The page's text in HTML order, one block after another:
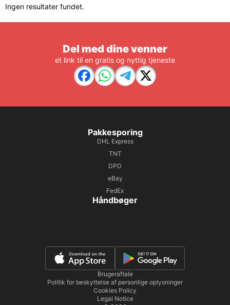
Ingen resultater fundet.
Del med dine venner
et link til en gratis og nyttig tjeneste
Pakkesporing
DHL Express
TNT
DPD
eBay
FedEx
Håndbøger
Brugeraftale
Politik for beskyttelse af personlige oplysninger
Cookies Policy
Legal Notice